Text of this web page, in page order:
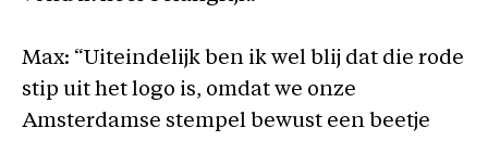
Max: “Uiteindelijk ben ik wel blij dat die rode
stip uit het logo is, omdat we onze
Amsterdamse stempel bewust een beetje